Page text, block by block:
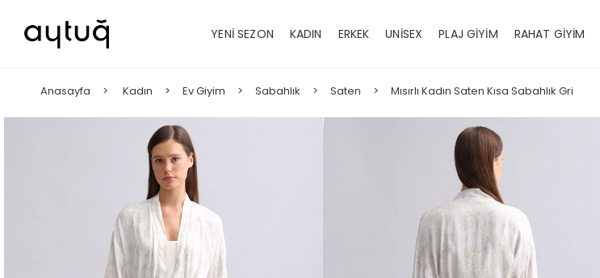
YENİ SEZON KADIN ERKEK UNİSEX PLAJ GİYİM RAHAT GİYİM
Anasayfa Kadın Ev Giyim Sabahlık Saten Mısırlı Kadın Saten Kısa Sabahlık Gri